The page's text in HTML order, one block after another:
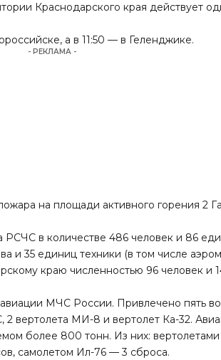
Краснодарского края действует
а в 11:50 — в Геленджике.
- РЕКЛАМА -
на площади активного горения 2
в количестве 486 человек и 86
и 35 единиц техники (в том числе
краю численностью 96 человек и
МЧС России. Привлечено пять
вертолета МИ-8 и вертолет Ка-32.
более 800 тонн. Из них: вертолетами
самолетом Ил-76 — 3 сброса.